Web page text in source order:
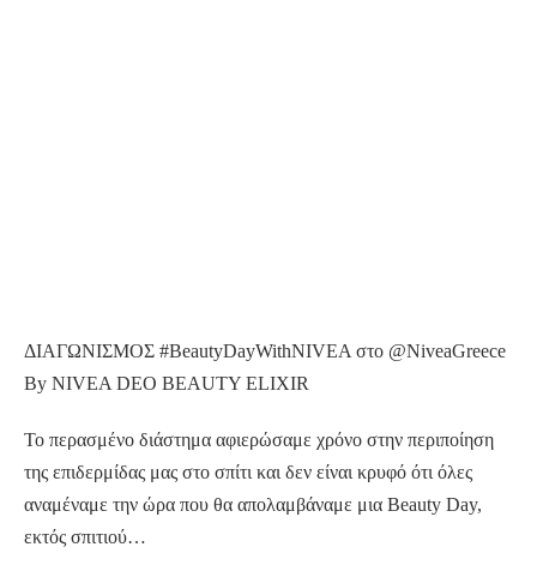
ΔΙΑΓΩΝΙΣΜΟΣ #BeautyDayWithNIVEA στο @NiveaGreece
By NIVEA DEO BEAUTY ELIXIR
Το περασμένο διάστημα αφιερώσαμε χρόνο στην περιποίηση
της επιδερμίδας μας στο σπίτι και δεν είναι κρυφό ότι όλες
αναμέναμε την ώρα που θα απολαμβάναμε μια Beauty Day,
εκτός σπιτιού…